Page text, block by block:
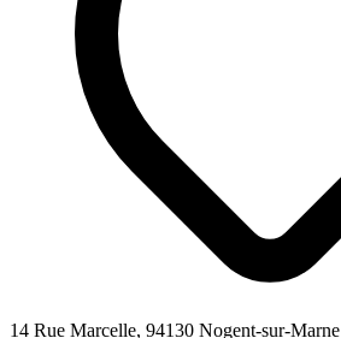
14 Rue Marcelle, 94130 Nogent-sur-Marne